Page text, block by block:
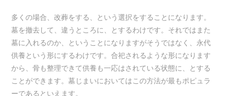
多くの場合、改葬をする、という選択をすることになります。
墓を撤去して、違うところに、とするわけです。それではまた
墓に入れるのか、ということになりますがそうではなく、永代
供養という形にするわけです。合祀されるような形になります
から、骨も整理できて供養も一応はされている状態に、とする
ことができます。墓じまいにおいてはこの方法が最もポピュラ
ーであるといえます。